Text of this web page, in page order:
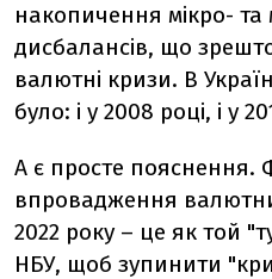
накопичення мікро-
дисбалансів, що
валютні кризи. В
було: і у 2008 році, і у
А є просте пояснення.
впровадження
2022 року – це як той
НБУ, щоб зупинити